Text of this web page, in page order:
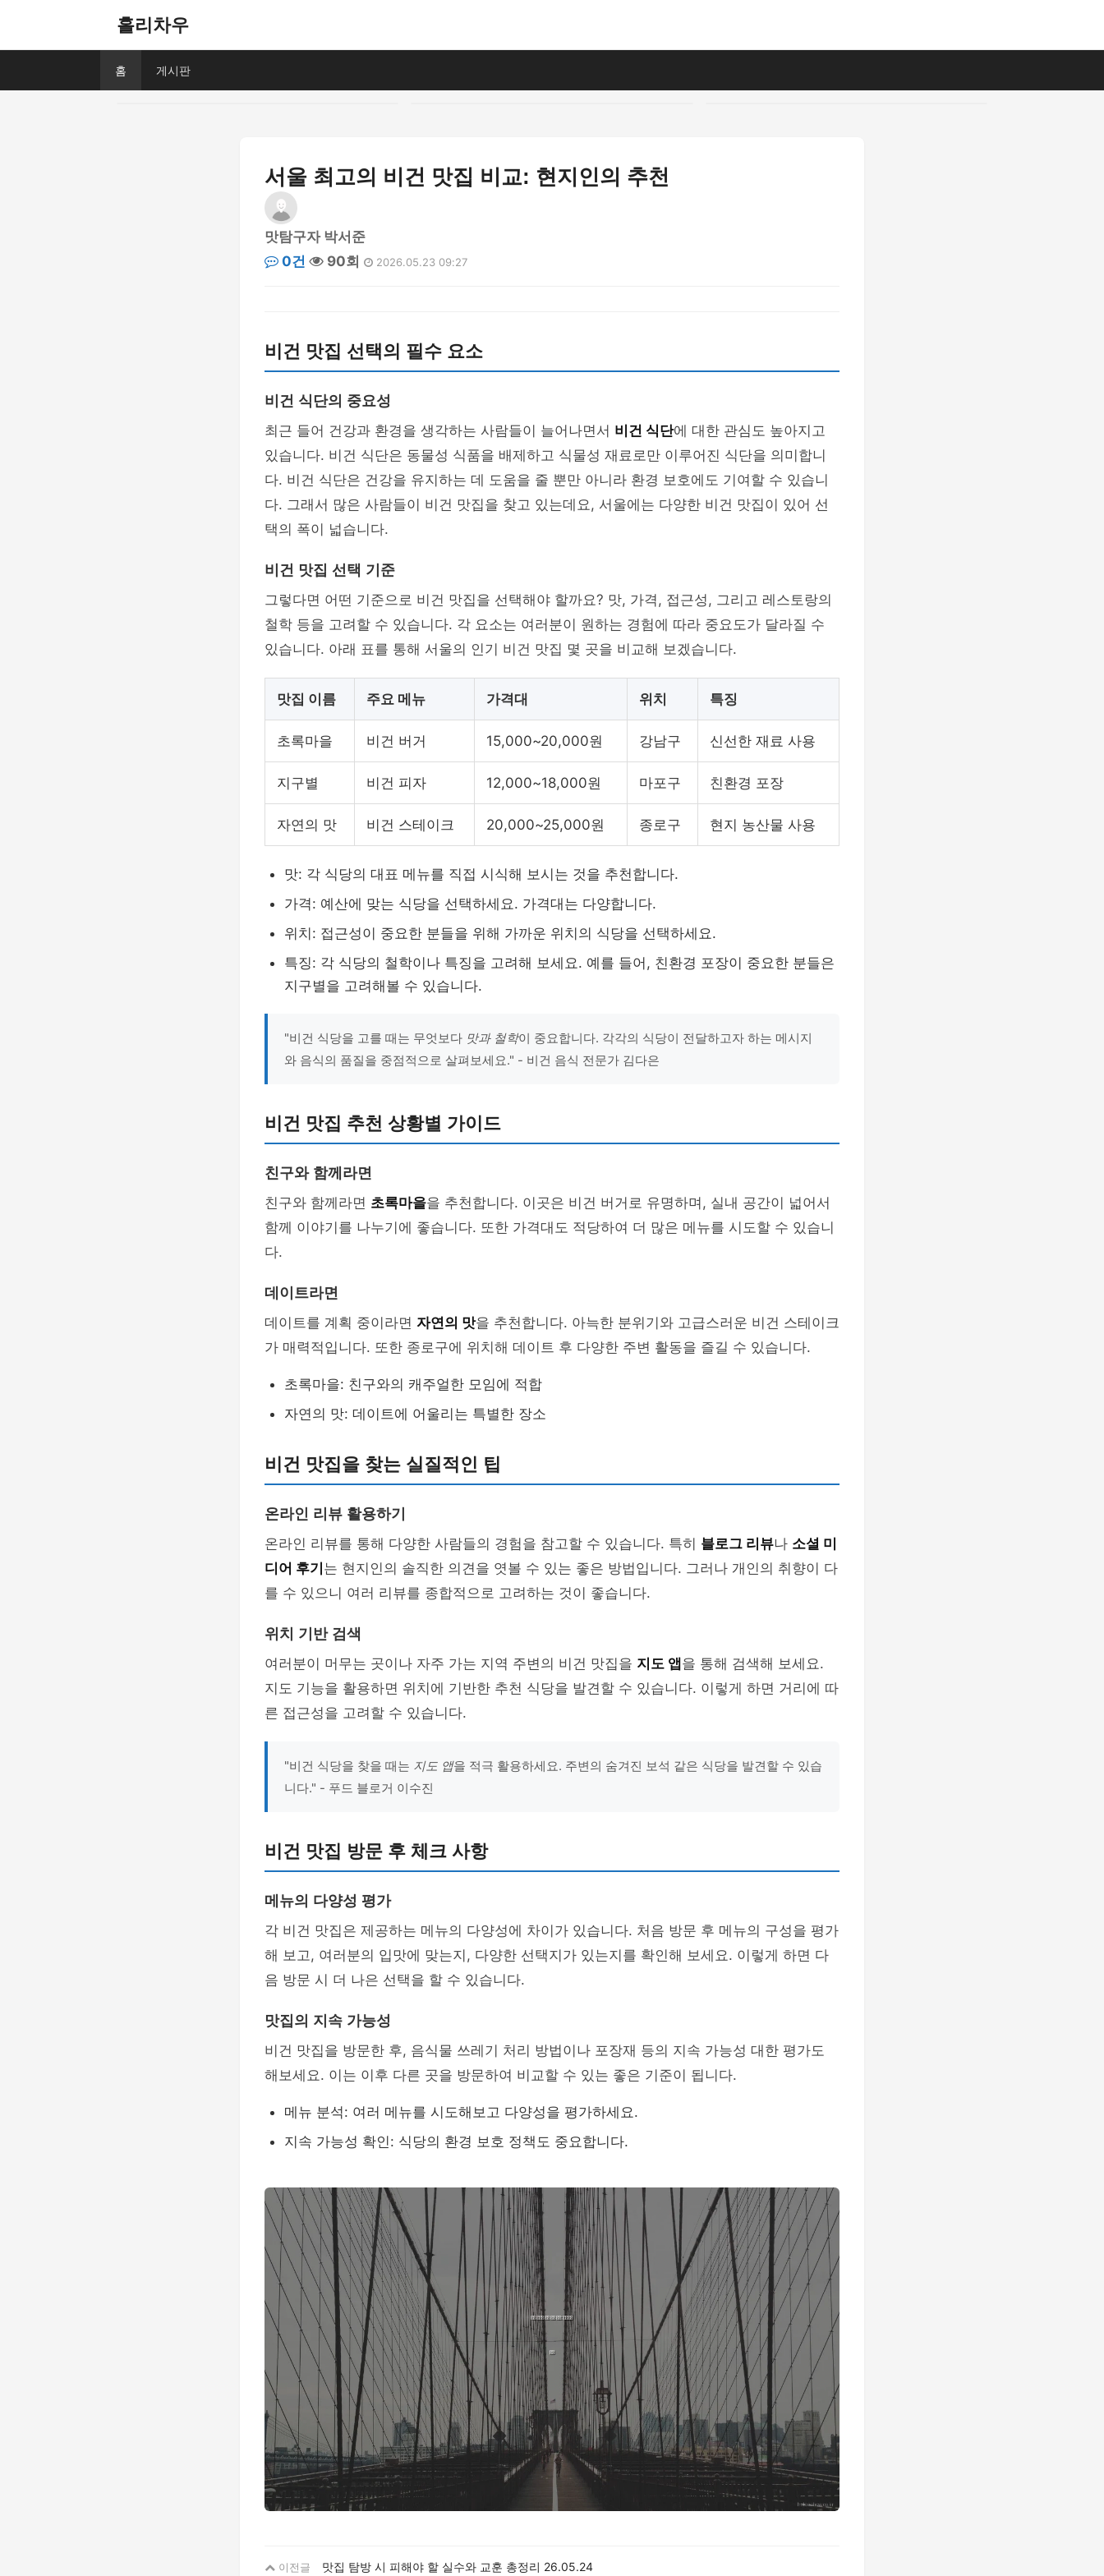
홀리차우
홈 게시판
서울 최고의 비건 맛집 비교: 현지인의 추천
맛탐구자 박서준
0건
90회 2026.05.23 09:27
비건 맛집 선택의 필수 요소
비건 식단의 중요성
최근 들어 건강과 환경을 생각하는 사람들이 늘어나면서 비건 식단에 대한 관심도 높아지고
있습니다. 비건 식단은 동물성 식품을 배제하고 식물성 재료로만 이루어진 식단을 의미합니
다. 비건 식단은 건강을 유지하는 데 도움을 줄 뿐만 아니라 환경 보호에도 기여할 수 있습니
다. 그래서 많은 사람들이 비건 맛집을 찾고 있는데요, 서울에는 다양한 비건 맛집이 있어 선
택의 폭이 넓습니다.
비건 맛집 선택 기준
그렇다면 어떤 기준으로 비건 맛집을 선택해야 할까요? 맛, 가격, 접근성, 그리고 레스토랑의
철학 등을 고려할 수 있습니다. 각 요소는 여러분이 원하는 경험에 따라 중요도가 달라질 수
있습니다. 아래 표를 통해 서울의 인기 비건 맛집 몇 곳을 비교해 보겠습니다.
맛집 이름 주요 메뉴 가격대 위치 특징
초록마을 비건 버거 15,000~20,000원 강남구 신선한 재료 사용
지구별 비건 피자 12,000~18,000원 마포구 친환경 포장
자연의 맛 비건 스테이크 20,000~25,000원 종로구 현지 농산물 사용
맛: 각 식당의 대표 메뉴를 직접 시식해 보시는 것을 추천합니다.
가격: 예산에 맞는 식당을 선택하세요. 가격대는 다양합니다.
위치: 접근성이 중요한 분들을 위해 가까운 위치의 식당을 선택하세요.
특징: 각 식당의 철학이나 특징을 고려해 보세요. 예를 들어, 친환경 포장이 중요한 분들은
지구별을 고려해볼 수 있습니다.
"비건 식당을 고를 때는 무엇보다 맛과 철학이 중요합니다. 각각의 식당이 전달하고자 하는 메시지
와 음식의 품질을 중점적으로 살펴보세요." - 비건 음식 전문가 김다은
비건 맛집 추천 상황별 가이드
친구와 함께라면
친구와 함께라면 초록마을을 추천합니다. 이곳은 비건 버거로 유명하며, 실내 공간이 넓어서
함께 이야기를 나누기에 좋습니다. 또한 가격대도 적당하여 더 많은 메뉴를 시도할 수 있습니
다.
데이트라면
데이트를 계획 중이라면 자연의 맛을 추천합니다. 아늑한 분위기와 고급스러운 비건 스테이크
가 매력적입니다. 또한 종로구에 위치해 데이트 후 다양한 주변 활동을 즐길 수 있습니다.
초록마을: 친구와의 캐주얼한 모임에 적합
자연의 맛: 데이트에 어울리는 특별한 장소
비건 맛집을 찾는 실질적인 팁
온라인 리뷰 활용하기
온라인 리뷰를 통해 다양한 사람들의 경험을 참고할 수 있습니다. 특히 블로그 리뷰나 소셜 미
디어 후기 는 현지인의 솔직한 의견을 엿볼 수 있는 좋은 방법입니다. 그러나 개인의 취향이 다
를 수 있으니 여러 리뷰를 종합적으로 고려하는 것이 좋습니다.
위치 기반 검색
여러분이 머무는 곳이나 자주 가는 지역 주변의 비건 맛집을 지도 앱 을 통해 검색해 보세요.
지도 기능을 활용하면 위치에 기반한 추천 식당을 발견할 수 있습니다. 이렇게 하면 거리에 따
른 접근성을 고려할 수 있습니다.
"비건 식당을 찾을 때는 지도 앱을 적극 활용하세요. 주변의 숨겨진 보석 같은 식당을 발견할 수 있습
니다." - 푸드 블로거 이수진
비건 맛집 방문 후 체크 사항
메뉴의 다양성 평가
각 비건 맛집은 제공하는 메뉴의 다양성에 차이가 있습니다. 처음 방문 후 메뉴의 구성을 평가
해 보고, 여러분의 입맛에 맞는지, 다양한 선택지가 있는지를 확인해 보세요. 이렇게 하면 다
음 방문 시 더 나은 선택을 할 수 있습니다.
맛집의 지속 가능성
비건 맛집을 방문한 후, 음식물 쓰레기 처리 방법이나 포장재 등의 지속 가능성 대한 평가도
해보세요. 이는 이후 다른 곳을 방문하여 비교할 수 있는 좋은 기준이 됩니다.
메뉴 분석: 여러 메뉴를 시도해보고 다양성을 평가하세요.
지속 가능성 확인: 식당의 환경 보호 정책도 중요합니다.
이전글 맛집 탐방 시 피해야 할 실수와 교훈 총정리 26.05.24